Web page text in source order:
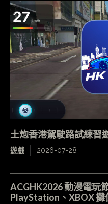
土炮香港駕駛路試練習
遊戲 2026-07-28
ACGHK2026 動漫電玩
PlayStation、XBOX 攤